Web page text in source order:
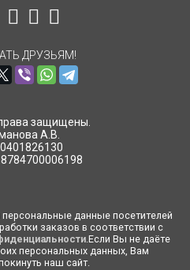
ДРУЗЬЯМ!
защищены.
А.В.
данные посетителей
заказов в соответствии с
.Если Вы не даёте
персональных данных, Вам
наш сайт.